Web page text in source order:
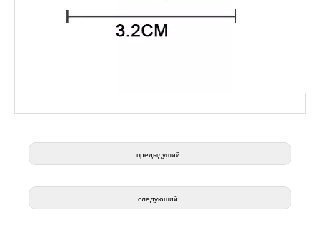
предыдущий:
следующий: